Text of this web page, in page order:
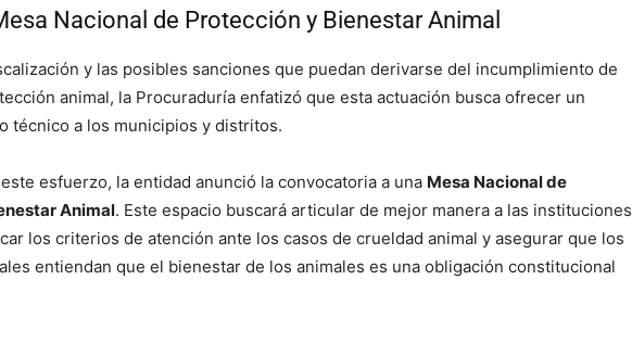
Nacional de Protección y Bienestar Animal
y las posibles sanciones que puedan derivarse del incumplimiento de
animal, la Procuraduría enfatizó que esta actuación busca ofrecer un
técnico a los municipios y distritos.
esfuerzo, la entidad anunció la convocatoria a una Mesa Nacional de
Animal. Este espacio buscará articular de mejor manera a las instituciones
los criterios de atención ante los casos de crueldad animal y asegurar que los
entiendan que el bienestar de los animales es una obligación constitucional